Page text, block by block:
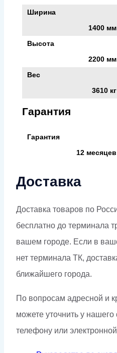
Ширина
1400 мм
Высота
2200 мм
Вес
3610 кг
Гарантия
Гарантия
12 месяцев
Доставка
Доставка товаров по
бесплатно до терминала
вашем городе. Если в
нет терминала ТК,
ближайшего города.
По вопросам адресной и
можете уточнить у нашего
телефону или